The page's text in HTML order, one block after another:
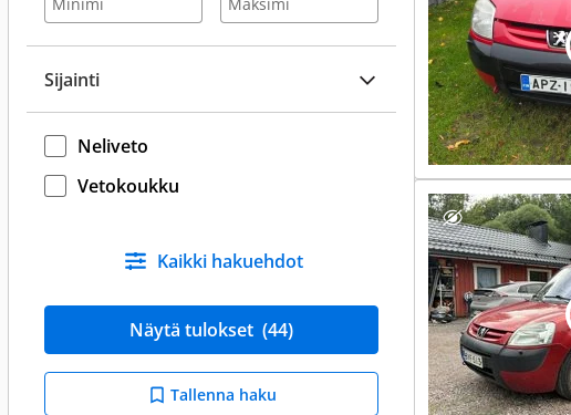
Sijainti
Neliveto
Vetokoukku
Kaikki hakuehdot
Näytä tulokset (44)
Tallenna haku